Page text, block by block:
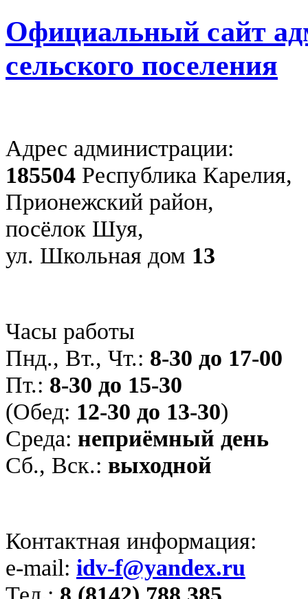
Официальный сайт
сельского поселения
Адрес администрации:
185504 Республика Карелия,
Прионежский район,
посёлок Шуя,
ул. Школьная дом 13
Часы работы
Пнд., Вт., Чт.: 8-30 до 17-00
Пт.: 8-30 до 15-30
(Обед: 12-30 до 13-30)
Среда: неприёмный день
Сб., Вск.: выходной
Контактная информация:
e-mail: idv-f@yandex.ru